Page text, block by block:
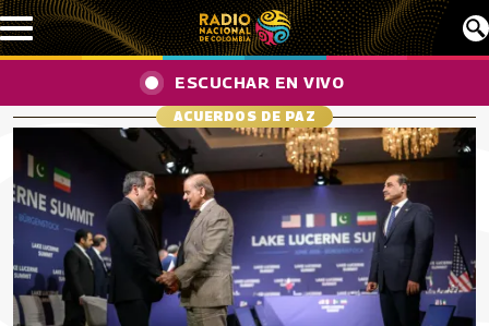
Pasar al contenido principal
ESCUCHAR EN VIVO
ACUERDOS DE PAZ